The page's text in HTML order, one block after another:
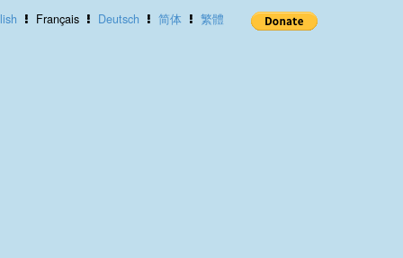
Français Deutsch 简体 繁體